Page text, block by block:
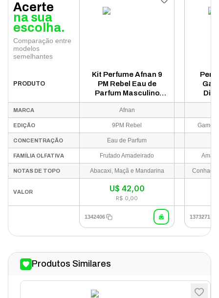
Acerte
na sua
escolha.
Comparação entre
modelos
semelhantes
PRODUTO
Kit Perfume Afnan 9
PM Rebel Eau de
Parfum Masculino
100ml + Shower Gel +
Body Spray
MARCA Afnan
EDIÇÃO 9PM Rebel Game
CONCENTRAÇÃO Eau de Parfum
FAMÍLIA OLFATIVA Frutado Amadeirado
NOTAS DE TOPO Abacaxi, Maçã e Mandarina
VALOR U$ 42,00
R$ 0,00
1342406 1373271
Produtos Similares